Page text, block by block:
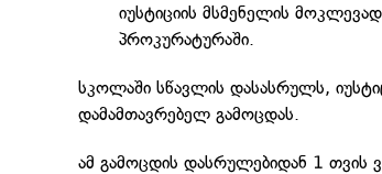
იუსტიციის მსმენელის
პროკურატურაში.
სკოლაში სწავლის დასასრულს,
დამამთავრებელ გამოცდას.
ამ გამოცდის დასრულებიდან 1